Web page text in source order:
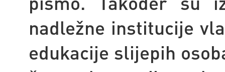
nadležne institucije
edukacije slijepih